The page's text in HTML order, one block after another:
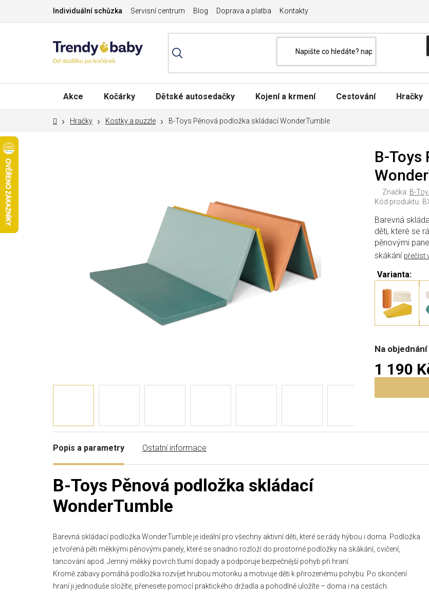
Individuální schůzka Servisní centrum Blog Doprava a platba Kontakty
Akce Kočárky Dětské autosedačky Kojení a krmení Cestování Hračky
DomůHračky Kostky a puzzle B-Toys Pěnová podložka skládací WonderTumble
B-Toys
Značka: B-
Kód produktu:
Varianta:
Barevná
děti, které se
pěnovými
skákání přečíst
Na objednání
1 190
Popis a parametry Ostatní informace
B-Toys Pěnová podložka skládací
WonderTumble
Barevná skládací podložka WonderTumble je ideální pro všechny aktivní děti, které se rády hýbou i doma. Podložka
je tvořená pěti měkkými pěnovými panely, které se snadno rozloží do prostorné podložky na skákání, cvičení,
tancování apod. Jemný měkký povrch tlumí dopady a podporuje bezpečnější pohyb při hraní.
Kromě zábavy pomáhá podložka rozvíjet hrubou motoriku a motivuje děti k přirozenému pohybu. Po skončení
hraní ji jednoduše složíte, přenesete pomocí praktického držadla a pohodlně uložíte – doma i na cestách.